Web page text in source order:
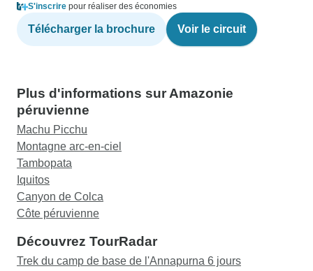
S'inscrire pour réaliser des économies
Télécharger la brochure Voir le circuit
Plus d'informations sur Amazonie
péruvienne
Machu Picchu
Montagne arc-en-ciel
Tambopata
Iquitos
Canyon de Colca
Côte péruvienne
Découvrez TourRadar
Trek du camp de base de l'Annapurna 6 jours